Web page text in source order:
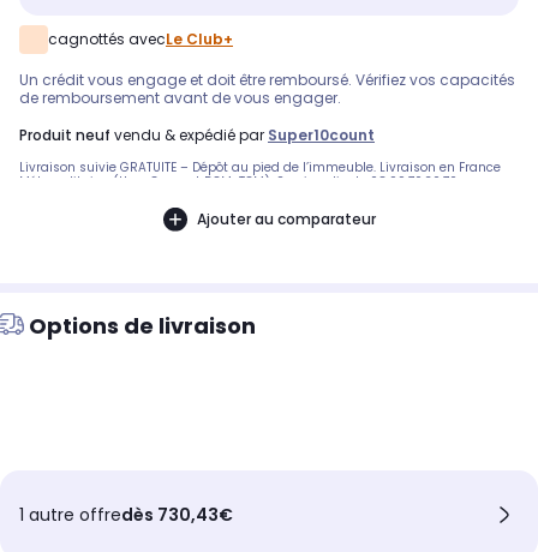
cagnottés avecLe Club+
Un crédit vous engage et doit être remboursé. Vérifiez vos capacités
de remboursement avant de vous engager.
produit neuf vendu & expédié par Super10count
Livraison suivie GRATUITE – Dépôt au pied de l’immeuble. Livraison en France
Métropolitaine (Hors Corse et DOM-TOM). Service client : 08.99.70.30.70
Ajouter au comparateur
Options de livraison
1 autre offredès 730,43€